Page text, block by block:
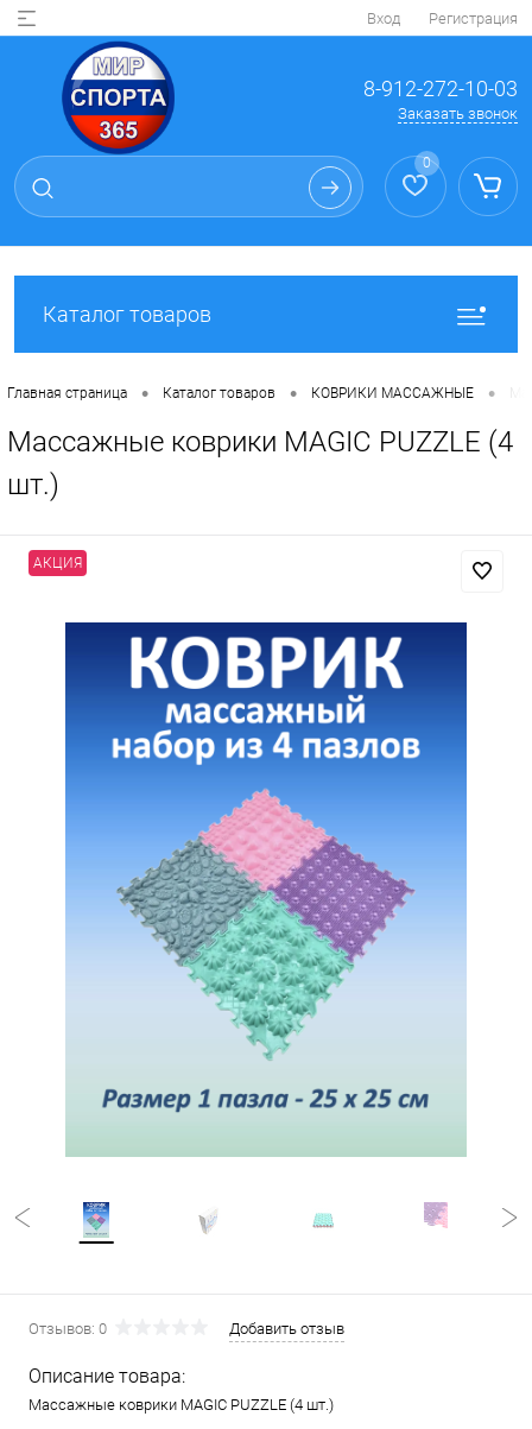
Вход Регистрация
8-912-272-10-03
Заказать звонок
0
Каталог товаров
Главная страница • Каталог товаров • КОВРИКИ МАССАЖНЫЕ •
Массажные коврики MAGIC PUZZLE (4
шт.)
АКЦИЯ
Отзывов: 0 Добавить отзыв
Описание товара:
Массажные коврики MAGIC PUZZLE (4 шт.)